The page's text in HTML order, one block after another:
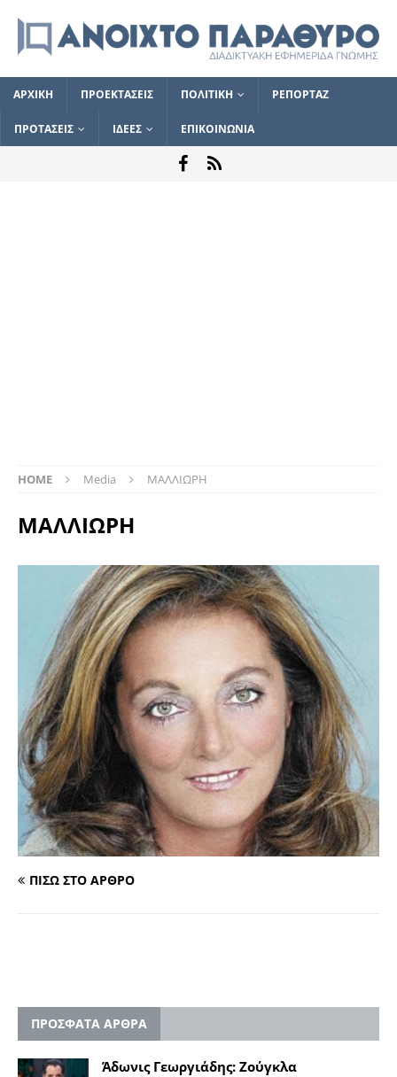
ΑΡΧΙΚΗ ΠΡΟΕΚΤΑΣΕΙΣ ΠΟΛΙΤΙΚΗ ΡΕΠΟΡΤΑΖ
ΠΡΟΤΑΣΕΙΣ ΙΔΕΕΣ ΕΠΙΚΟΙΝΩΝΙΑ
HOME Media ΜΑΛΛΙΩΡΗ
ΜΑΛΛΙΩΡΗ
ΠΙΣΩ ΣΤΟ ΑΡΘΡΟ
ΠΡΟΣΦΑΤΑ ΑΡΘΡΑ
Άδωνις Γεωργιάδης: Ζούγκλα